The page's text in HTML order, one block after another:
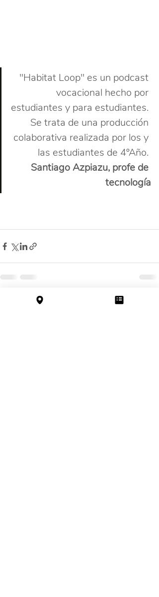
"Habitat Loop" es un podcast
vocacional hecho por
estudiantes y para estudiantes.
Se trata de una producción
colaborativa realizada por los y
las estudiantes de 4ºAño.
Santiago Azpiazu, profe de
tecnología
Entradas recientes